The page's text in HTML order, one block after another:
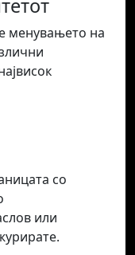
менувањето на
со
или